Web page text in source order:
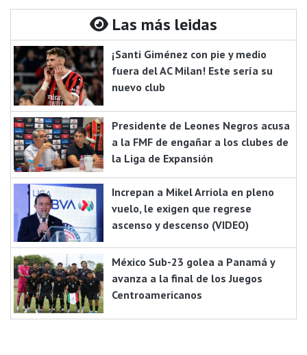
Las más leidas
¡Santi Giménez con pie y medio
fuera del AC Milan! Este sería su
nuevo club
Presidente de Leones Negros acusa
a la FMF de engañar a los clubes de
la Liga de Expansión
Increpan a Mikel Arriola en pleno
vuelo, le exigen que regrese
ascenso y descenso (VIDEO)
México Sub-23 golea a Panamá y
avanza a la final de los Juegos
Centroamericanos